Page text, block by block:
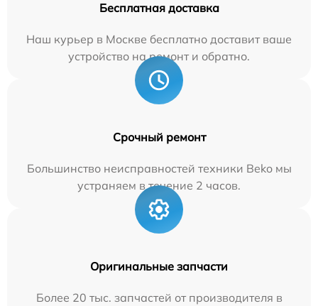
Бесплатная доставка
Наш курьер в Москве бесплатно доставит ваше
устройство на ремонт и обратно.
Срочный ремонт
Большинство неисправностей техники Beko мы
устраняем в течение 2 часов.
Оригинальные запчасти
Более 20 тыс. запчастей от производителя в